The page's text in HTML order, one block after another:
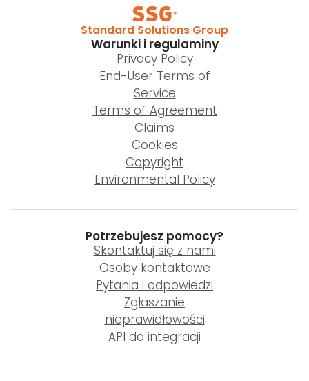
Standard Solutions Group
Warunki i regulaminy
Privacy Policy
End-User Terms of
Service
Terms of Agreement
Claims
Cookies
Copyright
Environmental Policy
Potrzebujesz pomocy?
Skontaktuj się z nami
Osoby kontaktowe
Pytania i odpowiedzi
Zgłaszanie
nieprawidłowości
API do integracji